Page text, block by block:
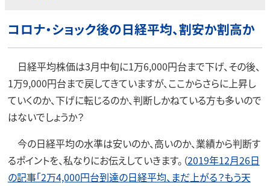
コロナ・ショック後の日経平均、割安か割高か
日経平均株価は3月中旬に1万6,000円台まで下げ、その後、
1万9,000円台まで戻してきていますが、ここからさらに上昇し
ていくのか、下げに転じるのか、判断しかねている方も多いので
はないでしょうか？
今の日経平均の水準は安いのか、高いのか、業績から判断す
るポイントを、私なりにお伝えしていきます。（2019年12月26日
の記事「2万4,000円台到達の日経平均、まだ上がる？もう天